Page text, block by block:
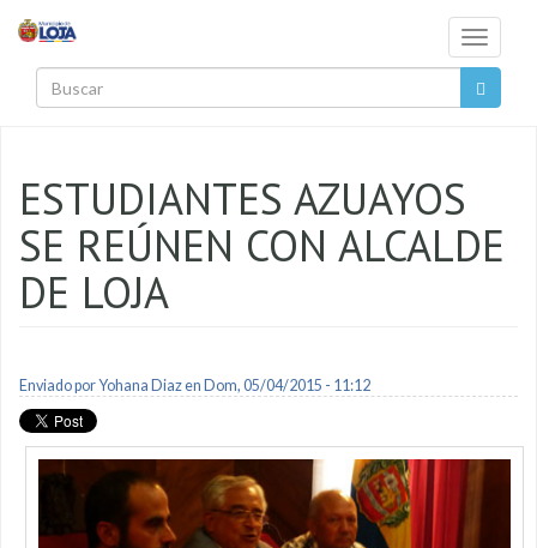
Toggle
ESTUDIANTES AZUAYOS
SE REÚNEN CON ALCALDE
DE LOJA
Enviado porYohana Diazen Dom, 05/04/2015 - 11:12